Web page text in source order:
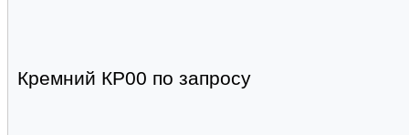
Кремний КР00 по запросу